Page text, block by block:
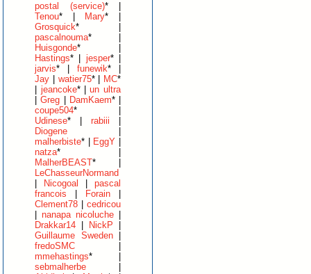
postal (service)* |
Tenou* | Mary* |
Grosquick* |
pascalnouma* |
Huisgonde* |
Hastings* | jesper* |
jarvis* | funewik* |
Jay
watier75* | MC*
jeancoke* |un ultra
|Greg DamKaem* |
coupe504* |
Udinese* | rabiii
Diogene
malherbiste* | EggY
natza* |
MalherBEAST* |
LeChasseurNormand
Nicogoal
pascal
francois
Forain|
Clement78
cedricou
|nanapa nicoluche|
Drakkar14
NickP
Guillaume Sweden|
fredoSMC
mmehastings* |
sebmalherbe